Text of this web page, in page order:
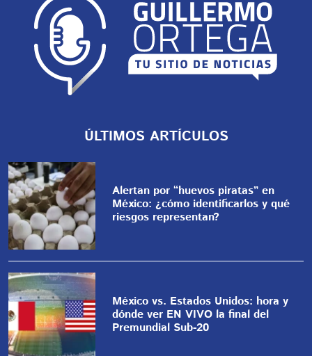
ÚLTIMOS ARTÍCULOS
Alertan por “huevos piratas” en
México: ¿cómo identificarlos y qué
riesgos representan?
México vs. Estados Unidos: hora y
dónde ver EN VIVO la final del
Premundial Sub-20